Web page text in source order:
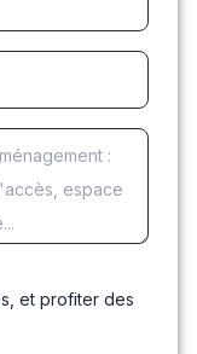
et profiter des